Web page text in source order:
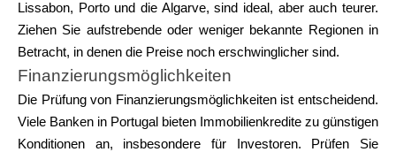
Hilfe
Mein Konto
Lissabon, Porto und die Algarve, sind ideal, aber auch teurer.
Ziehen Sie aufstrebende oder weniger bekannte Regionen in
Betracht, in denen die Preise noch erschwinglicher sind.
Finanzierungsmöglichkeiten
Die Prüfung von Finanzierungsmöglichkeiten ist entscheidend.
Viele Banken in Portugal bieten Immobilienkredite zu günstigen
Konditionen an, insbesondere für Investoren. Prüfen Sie